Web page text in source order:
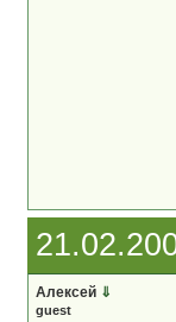
Алексей ⇓
guest